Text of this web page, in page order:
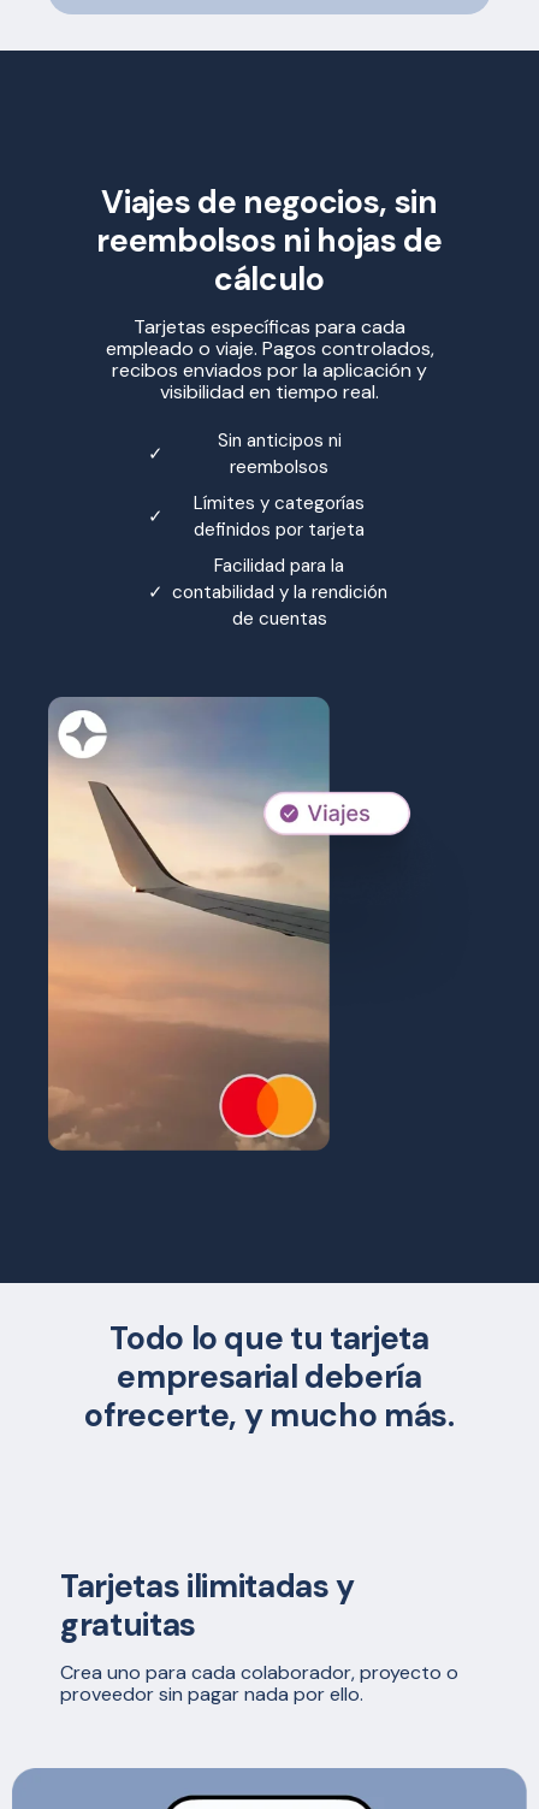
Viajes de negocios, sin
reembolsos ni hojas de
cálculo
Tarjetas específicas para cada
empleado o viaje. Pagos controlados,
recibos enviados por la aplicación y
visibilidad en tiempo real.
✓
Sin anticipos ni
reembolsos
✓
Límites y categorías
definidos por tarjeta
✓
Facilidad para la
contabilidad y la rendición
de cuentas
Todo lo que tu tarjeta
empresarial debería
ofrecerte, y mucho más.
Tarjetas ilimitadas y
gratuitas
Crea uno para cada colaborador, proyecto o
proveedor sin pagar nada por ello.